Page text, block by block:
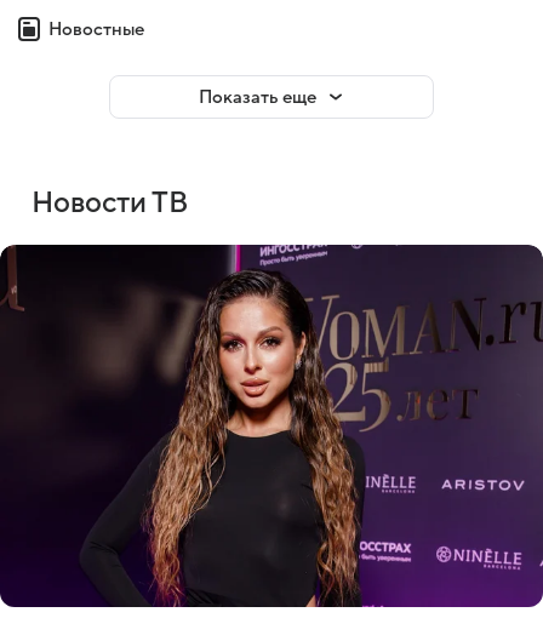
Новостные
Показать еще
Новости ТВ